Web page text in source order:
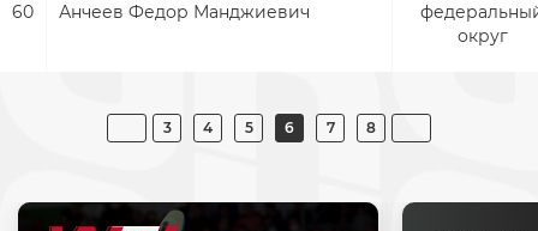
60 Анчеев Федор Манджиевич
округ
3 4 5 6 7 8